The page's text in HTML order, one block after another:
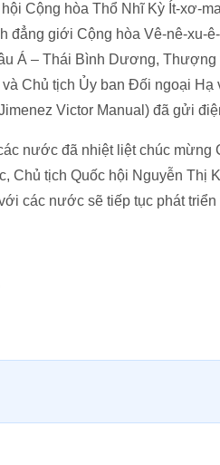
Cộng hòa Thổ Nhĩ Kỳ Ít-xơ-
đẳng giới Cộng hòa Vê-nê-xu-
Á – Thái Bình Dương,
Chủ tịch Ủy ban Đối ngoại
Victor Manual) đã gửi
nước đã nhiệt liệt chúc
Chủ tịch Quốc hội Nguyễn Thị
các nước sẽ tiếp tục phát triển